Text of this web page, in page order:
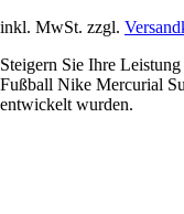
inkl. MwSt. zzgl.
Steigern Sie Ihre
Fußball Nike Mercurial
entwickelt wurden.